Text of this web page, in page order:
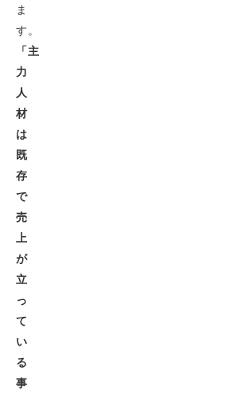
ま
す。
「主
力
人
材
は
既
存
で
売
上
が
立
っ
て
い
る
事